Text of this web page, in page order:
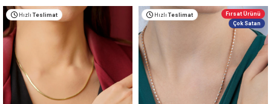
Hızlı Teslimat Hızlı Teslimat
Fırsat Ürünü
Çok Satan